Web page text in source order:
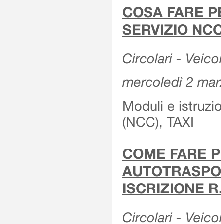
COSA FARE
SERVIZIO
Circolari -
mercoledì 2
Moduli e
(NCC), TAXI
COME FARE
ISCRIZIONE
Circolari -